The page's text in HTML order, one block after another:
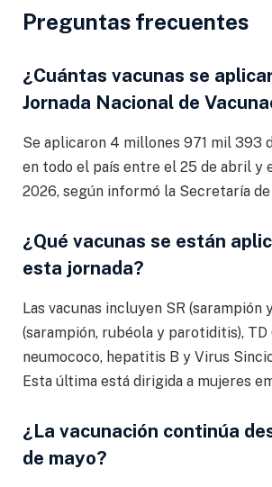
Preguntas frecuentes
¿Cuántas vacunas se
Jornada Nacional de
Se aplicaron 4 millones 971 mil 393
en todo el país entre el 25 de abril y
2026, según informó la Secretaría de
¿Qué vacunas se están
esta jornada?
Las vacunas incluyen SR (sarampión
(sarampión, rubéola y parotiditis), TD
neumococo, hepatitis B y Virus
Esta última está dirigida a mujeres
¿La vacunación continúa
de mayo?